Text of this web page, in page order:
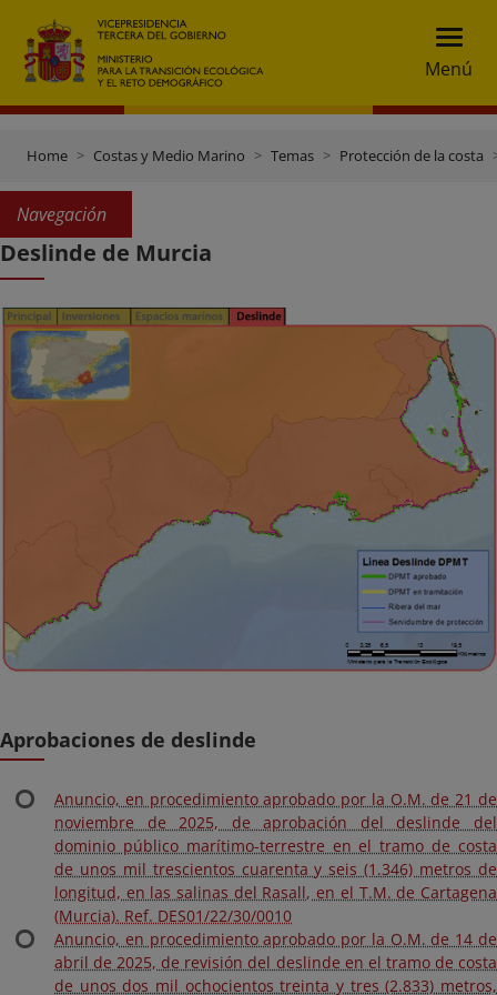
Menú
Home Costas y Medio Marino Temas Protección de la costa
Navegación
Deslinde de Murcia
Aprobaciones de deslinde
Anuncio, en procedimiento aprobado por la O.M. de 21 de
noviembre de 2025, de aprobación del deslinde del
dominio público marítimo-terrestre en el tramo de costa
de unos mil trescientos cuarenta y seis (1.346) metros de
longitud, en las salinas del Rasall, en el T.M. de Cartagena
(Murcia). Ref. DES01/22/30/0010
Anuncio, en procedimiento aprobado por la O.M. de 14 de
abril de 2025, de revisión del deslinde en el tramo de costa
de unos dos mil ochocientos treinta y tres (2.833) metros,